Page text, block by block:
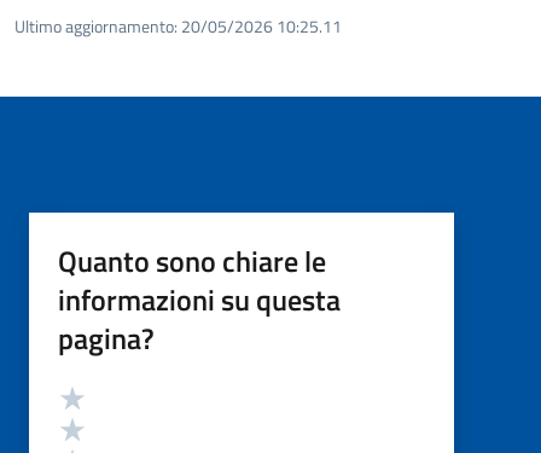
Ultimo aggiornamento: 20/05/2026 10:25.11
Quanto sono chiare le
informazioni su questa
pagina?
Valutazione